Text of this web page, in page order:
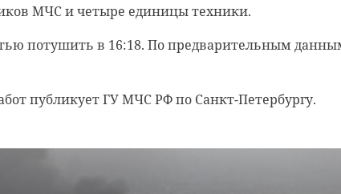
МЧС и четыре единицы техники.
потушить в 16:18. По предварительным
публикует ГУ МЧС РФ по Санкт-Петербургу.
и выдаче грантов активным жителям, которые
общественные управления под организацию
дел", недавно обсуждался, рассказал
софинансирование до 10%. Еще больше